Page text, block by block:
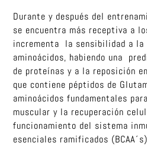
Durante y después del
se encuentra más receptiva a
incrementa la sensibilidad a la
aminoácidos, habiendo una
de proteínas y a la reposición
que contiene péptidos de
aminoácidos fundamentales
muscular y la recuperación
funcionamiento del sistema
esenciales ramificados